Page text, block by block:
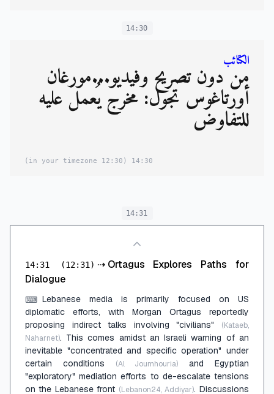
14:30
الكتائب
من دون تصريح وفيديو...مورغان
أورتاغوس تجول: مخرج يُعمل عليه
للتفاوض
14:30
(12:30 in your timezone)
14:31
14:31 (12:31) ⇢ Ortagus Explores Paths for
Dialogue
⌨ Lebanese media is primarily focused on US
diplomatic efforts, with Morgan Ortagus reportedly
proposing indirect talks involving "civilians"
(Kataeb,
Naharnet). This comes amidst an Israeli warning of an
inevitable "concentrated and specific operation" under
certain conditions
(Al Joumhouria) and Egyptian
"exploratory" mediation efforts to de-escalate tensions
on the Lebanese front (Lebanon24, Addiyar). Discussions